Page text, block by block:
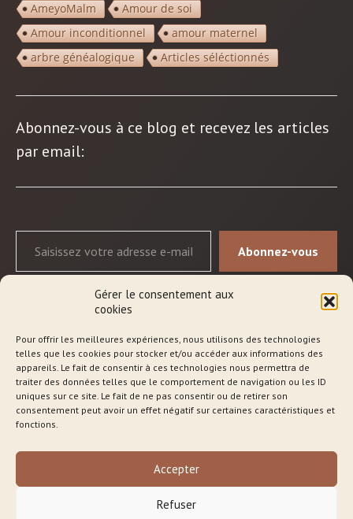
Gérer le consentement aux
cookies
Pour offrir les meilleures expériences, nous utilisons des technologies
telles que les cookies pour stocker et/ou accéder aux informations des
appareils. Le fait de consentir à ces technologies nous permettra de
traiter des données telles que le comportement de navigation ou les ID
uniques sur ce site. Le fait de ne pas consentir ou de retirer son
consentement peut avoir un effet négatif sur certaines caractéristiques et
fonctions.
Accepter
Refuser
AmeyoMalm
Amour de soi
Amour inconditionnel
amour maternel
arbre généalogique
Articles séléctionnés
Abonnez-vous à ce blog et recevez les articles
par email:
Abonnez-vous
Qui suis-je ?
Les séances
Approche
Blog
Boutique en ligne